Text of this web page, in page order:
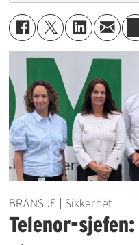
BRANSJE | Sikkerhet
Telenor-